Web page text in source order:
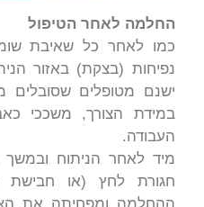
החלמה לאחר הטיפול
כמו לאחר כל שאיבת
נפיחות (בצקת) באזור
ישנם מטופלים
במידת הצורך, משככי
העבודה.
מיד לאחר הניתוח
חגורת לחץ (או חבישת